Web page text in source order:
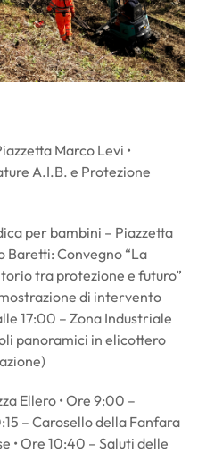
Marco Levi •
A.I.B. e Protezione
per bambini – Piazzetta
Baretti: Convegno “La
tra protezione e futuro”
di intervento
17:00 – Zona Industriale
panoramici in elicottero
Ellero • Ore 9:00 –
– Carosello della Fanfara
• Ore 10:40 – Saluti delle